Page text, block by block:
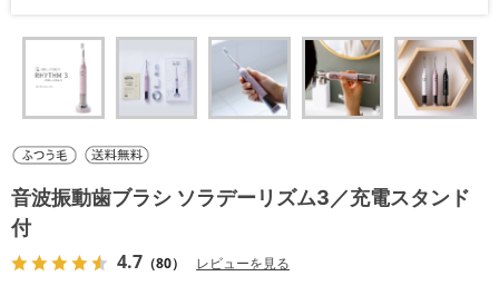
音波振動歯ブラシ ソラデーリズム3／充電スタンド
付
4.7 （80） レビューを見る